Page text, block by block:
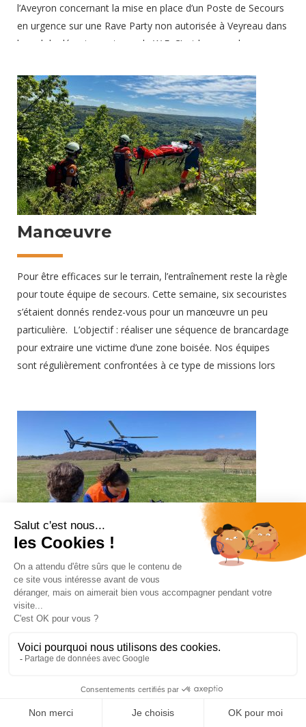
l’Aveyron concernant la mise en place d’un Poste de Secours
en urgence sur une Rave Party non autorisée à Veyreau dans
le sud du département pour le W.E. C’est la seconde rave
chargée de l’élaboration du dispositif sanitaire pour encadrer
l’événement, ayant lieu dans une zone reculée et regroupant
plusieurs centaines de festivaliers. En quelques heures, les
secouristes des Protections Civiles de
26 mai 2024
Manœuvre
Pour être efficaces sur le terrain, l’entraînement reste la règle
pour toute équipe de secours. Cette semaine, six secouristes
s’étaient donnés rendez-vous pour un manœuvre un peu
particulière. L’objectif : réaliser une séquence de brancardage
pour extraire une victime d’une zone boisée. Nos équipes
sont régulièrement confrontées à ce type de missions lors
de la société italienne Kong, adapté aux milieux périlleux et
utilisé par de nombreuses équipes de secours en Montagne
en Europe. Crédit photo : A.PEREZ / G.IPPOLITO
12 mai 2024
TRANS AUBRAC 2024
La Protection Civile de l’Aveyron participait le week-end du 20
Département de l’Aveyron. Samedi, au petit matin, plusieurs
centaines de concurrents se sont élancés de Bertholène pour
rallier Laguiole puis Saint-Geniez.15 secouristes, 3 médecins
long du parcours. Plusieurs interventions ont été réalisées,